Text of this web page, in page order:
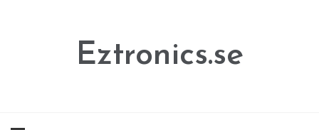
Eztronics.se